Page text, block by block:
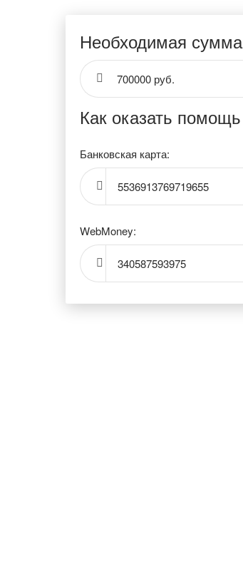
Необходимая сумма
700000 руб.
Как оказать помощь
Банковская карта:
5536913769719655
WebMoney:
340587593975